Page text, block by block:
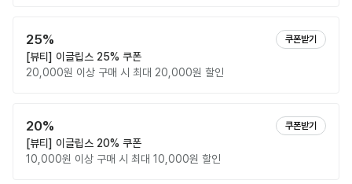
25% 쿠폰받기
[뷰티] 이글립스 25% 쿠폰
20,000원 이상 구매 시 최대 20,000원 할인
20% 쿠폰받기
[뷰티] 이글립스 20% 쿠폰
10,000원 이상 구매 시 최대 10,000원 할인